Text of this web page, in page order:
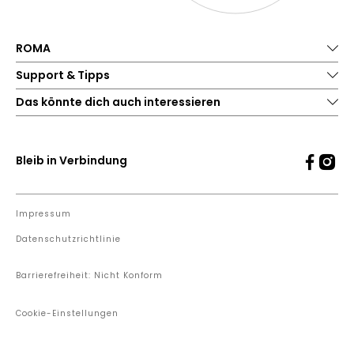
ROMA
Support & Tipps
Das könnte dich auch interessieren
Bleib in Verbindung
Impressum
Datenschutzrichtlinie
Barrierefreiheit: Nicht Konform
Cookie-Einstellungen